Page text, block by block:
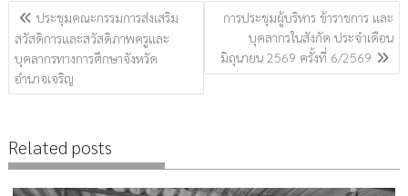
แนะแนว
เรื่อง
ประชุมคณะกรรมการส่งเสริม
สวัสดิการและสวัสดิภาพครูและ
บุคลากรทางการศึกษาจังหวัด
อำนาจเจริญ
การประชุมผู้บริหาร ข้าราชการ และ
บุคลากรในสังกัด ประจำเดือน
มิถุนายน 2569 ครั้งที่ 6/2569
Related posts